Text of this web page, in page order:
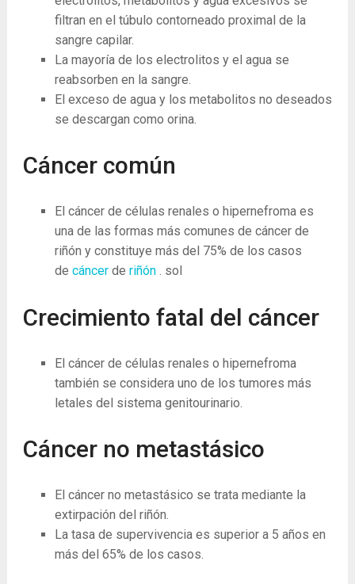
filtran en el túbulo contorneado proximal de la
sangre capilar.
La mayoría de los electrolitos y el agua se
reabsorben en la sangre.
El exceso de agua y los metabolitos no deseados
se descargan como orina.
Cáncer común
El cáncer de células renales o hipernefroma es
una de las formas más comunes de cáncer de
riñón y constituye más del 75% de los casos
de cáncerde riñón. sol
Crecimiento fatal del cáncer
El cáncer de células renales o hipernefroma
también se considera uno de los tumores más
letales del sistema genitourinario.
Cáncer no metastásico
El cáncer no metastásico se trata mediante la
extirpación del riñón.
La tasa de supervivencia es superior a 5 años en
más del 65% de los casos.